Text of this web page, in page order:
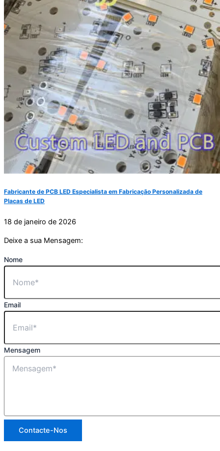
Fabricante de PCB LED Especialista em Fabricação Personalizada de
Placas de LED
18 de janeiro de 2026
Deixe a sua Mensagem:
Nome
Email
Mensagem
Contacte-Nos